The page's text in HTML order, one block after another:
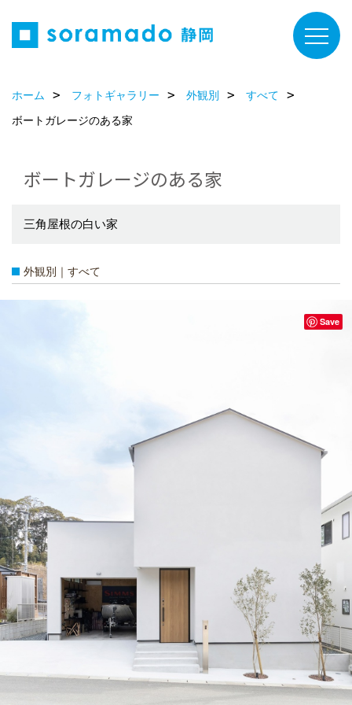
ホーム フォトギャラリー 外観別
すべて
ボートガレージのある家
ボートガレージのある家
三角屋根の白い家
外観別｜すべて
Save